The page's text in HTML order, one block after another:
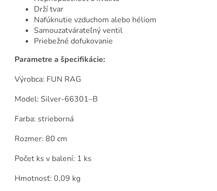
Drží tvar
Nafúknutie vzduchom alebo héliom
Samouzatvárateľný ventil
Priebežné dofukovanie
Parametre a špecifikácie:
Výrobca: FUN RAG
Model: Silver-66301–B
Farba: strieborná
Rozmer: 80 cm
Počet ks v balení: 1 ks
Hmotnosť: 0,09 kg